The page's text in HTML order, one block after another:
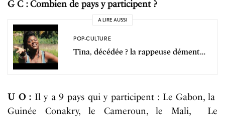
G C : Combien de pays y participent ?
A LIRE AUSSI
POP-CULTURE
Tina, décédée ? la rappeuse dément…
U O : Il y a 9 pays qui y participent : Le Gabon, la
Guinée Conakry, le Cameroun, le Mali, Le